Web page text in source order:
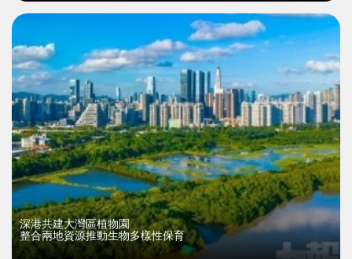
深港共建大灣區植物園
整合兩地資源推動生物多樣性保育